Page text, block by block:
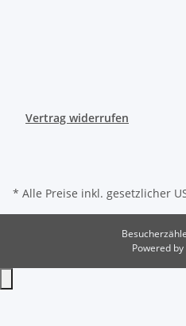
Vertrag widerrufen
* Alle Preise inkl. gesetzlicher
Powered by